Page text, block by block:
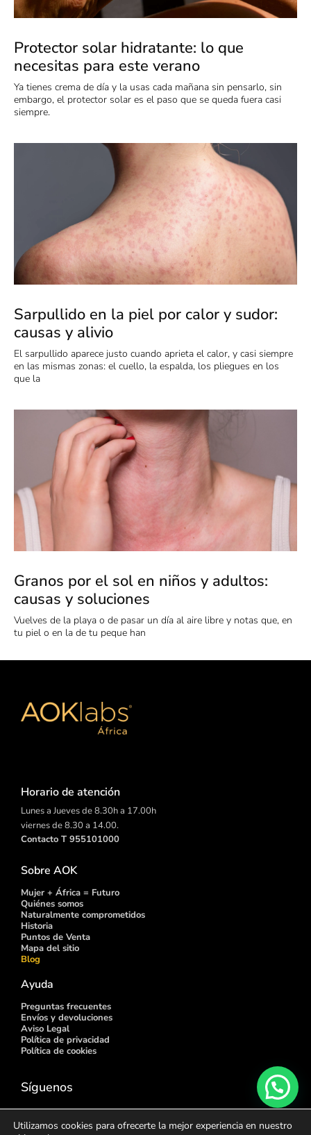
Protector solar hidratante: lo que
necesitas para este verano
Ya tienes crema de día y la usas cada mañana sin pensarlo, sin
embargo, el protector solar es el paso que se queda fuera casi
siempre.
Sarpullido en la piel por calor y sudor:
causas y alivio
El sarpullido aparece justo cuando aprieta el calor, y casi siempre
en las mismas zonas: el cuello, la espalda, los pliegues en los
que la
Granos por el sol en niños y adultos:
causas y soluciones
Vuelves de la playa o de pasar un día al aire libre y notas que, en
tu piel o en la de tu peque han
Horario de atención
Lunes a Jueves de 8.30h a 17.00h
viernes de 8.30 a 14.00.
Contacto T 955101000
Sobre AOK
Mujer + África = Futuro
Quiénes somos
Naturalmente comprometidos
Historia
Puntos de Venta
Mapa del sitio
Blog
Ayuda
Preguntas frecuentes
Envíos y devoluciones
Aviso Legal
Política de privacidad
Política de cookies
Síguenos
Utilizamos cookies para ofrecerte la mejor experiencia en nuestro